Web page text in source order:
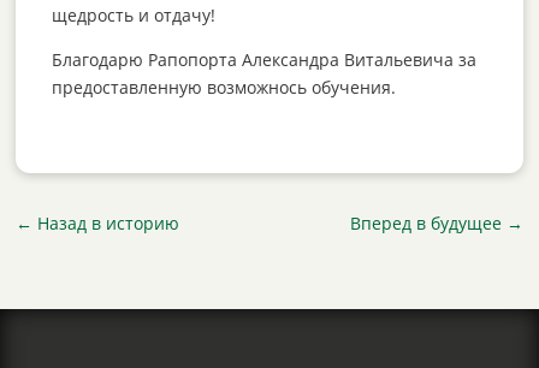
щедрость и отдачу!
Благодарю Рапопорта Александра Витальевича за
предоставленную возможнось обучения.
← Назад в историю Вперед в будущее→